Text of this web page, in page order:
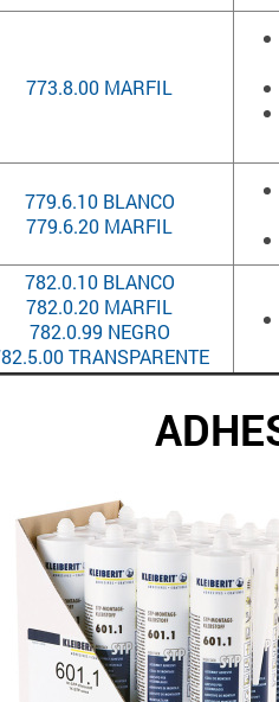
773.8.00 MARFIL
779.6.10 BLANCO
779.6.20 MARFIL
782.0.10 BLANCO
782.0.20 MARFIL
782.0.99 NEGRO
TRANSPARENTE